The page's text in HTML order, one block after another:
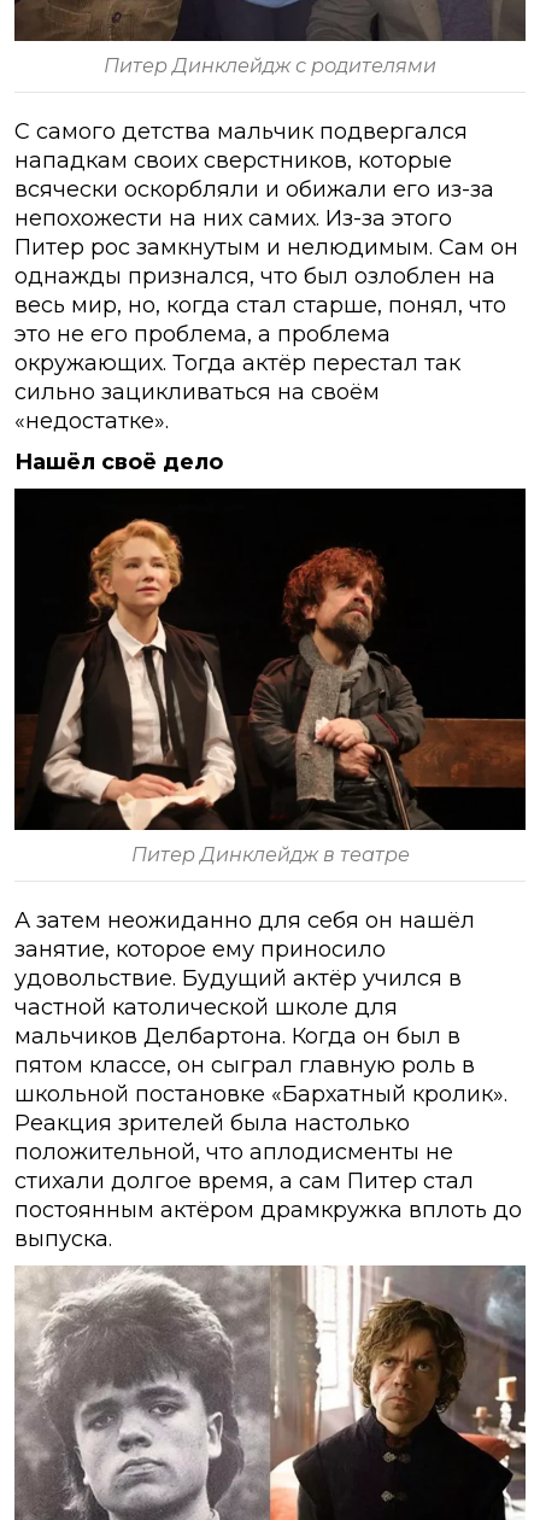
Питер Динклейдж с родителями
С самого детства мальчик подвергался
нападкам своих сверстников, которые
всячески оскорбляли и обижали его из-за
непохожести на них самих. Из-за этого
Питер рос замкнутым и нелюдимым. Сам он
однажды признался, что был озлоблен на
весь мир, но, когда стал старше, понял, что
это не его проблема, а проблема
окружающих. Тогда актёр перестал так
сильно зацикливаться на своём
«недостатке».
Нашёл своё дело
Питер Динклейдж в театре
А затем неожиданно для себя он нашёл
занятие, которое ему приносило
удовольствие. Будущий актёр учился в
частной католической школе для
мальчиков Делбартона. Когда он был в
пятом классе, он сыграл главную роль в
школьной постановке «Бархатный кролик».
Реакция зрителей была настолько
положительной, что аплодисменты не
стихали долгое время, а сам Питер стал
постоянным актёром драмкружка вплоть до
выпуска.